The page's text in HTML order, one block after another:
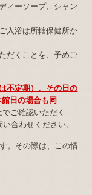
ィーソープ、シャン
入浴は所轄保健所か
だくことを、予めご
不定期）、その日の
日の場合も同
ご確認いただく
い合わせください。
。その際は、この情